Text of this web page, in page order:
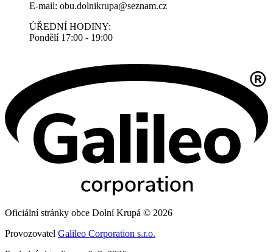
E-mail: obu.dolnikrupa@seznam.cz
ÚŘEDNÍ HODINY:
Pondělí 17:00 - 19:00
Oficiální stránky obce Dolní Krupá © 2026
Provozovatel Galileo Corporation s.r.o.